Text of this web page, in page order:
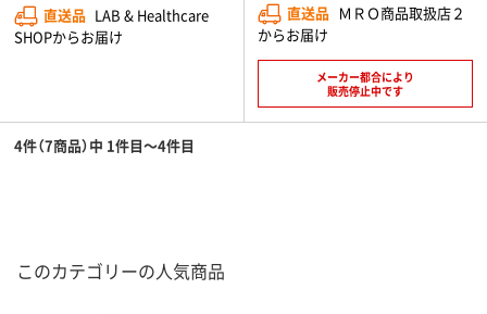
直送品 LAB & Healthcare
SHOPからお届け
直送品 ＭＲＯ商品取扱店２
からお届け
メーカー都合により
販売停止中です
4件（7商品）中 1件目～4件目
このカテゴリーの人気商品